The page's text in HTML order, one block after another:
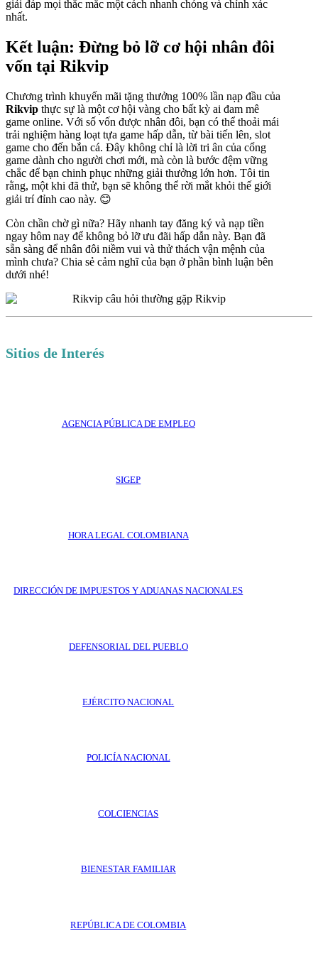
giải đáp mọi thắc mắc một cách nhanh chóng và chính xác
nhất.
Kết luận: Đừng bỏ lỡ cơ hội nhân đôi
vốn tại Rikvip
Chương trình khuyến mãi tặng thưởng 100% lần nạp đầu của
Rikvip thực sự là một cơ hội vàng cho bất kỳ ai đam mê
game online. Với số vốn được nhân đôi, bạn có thể thoải mái
trải nghiệm hàng loạt tựa game hấp dẫn, từ bài tiến lên, slot
game cho đến bắn cá. Đây không chỉ là lời tri ân của cổng
game dành cho người chơi mới, mà còn là bước đệm vững
chắc để bạn chinh phục những giải thưởng lớn hơn. Tôi tin
rằng, một khi đã thử, bạn sẽ không thể rời mắt khỏi thế giới
giải trí đỉnh cao này. 😊
Còn chần chờ gì nữa? Hãy nhanh tay đăng ký và nạp tiền
ngay hôm nay để không bỏ lỡ ưu đãi hấp dẫn này. Bạn đã
sẵn sàng để nhân đôi niềm vui và thử thách vận mệnh của
mình chưa? Chia sẻ cảm nghĩ của bạn ở phần bình luận bên
dưới nhé!
Sitios de Interés
AGENCIA PÚBLICA DE EMPLEO
SIGEP
HORA LEGAL COLOMBIANA
DIRECCIÓN DE IMPUESTOS Y ADUANAS NACIONALES
DEFENSORIAL DEL PUEBLO
EJÉRCITO NACIONAL
POLICÍA NACIONAL
COLCIENCIAS
BIENESTAR FAMILIAR
REPÚBLICA DE COLOMBIA